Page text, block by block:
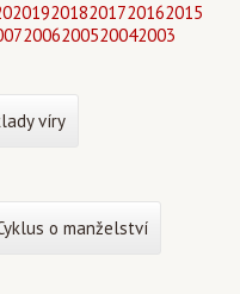
20192018201720162015
2006200520042003
víry
o manželství